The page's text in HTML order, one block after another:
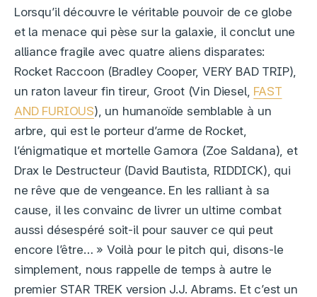
Lorsqu’il découvre le véritable pouvoir de ce globe
et la menace qui pèse sur la galaxie, il conclut une
alliance fragile avec quatre aliens disparates:
Rocket Raccoon (Bradley Cooper, VERY BAD TRIP),
un raton laveur fin tireur, Groot (Vin Diesel, FAST
AND FURIOUS), un humanoïde semblable à un
arbre, qui est le porteur d’arme de Rocket,
l’énigmatique et mortelle Gamora (Zoe Saldana), et
Drax le Destructeur (David Bautista, RIDDICK), qui
ne rêve que de vengeance. En les ralliant à sa
cause, il les convainc de livrer un ultime combat
aussi désespéré soit-il pour sauver ce qui peut
encore l’être… » Voilà pour le pitch qui, disons-le
simplement, nous rappelle de temps à autre le
premier STAR TREK version J.J. Abrams. Et c’est un